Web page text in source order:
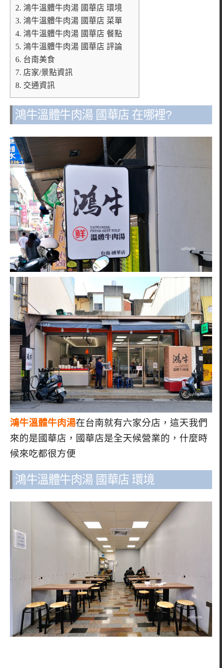
2. 鴻牛溫體牛肉湯 國華店 環境
3. 鴻牛溫體牛肉湯 國華店 菜單
4. 鴻牛溫體牛肉湯 國華店 餐點
5. 鴻牛溫體牛肉湯 國華店 評論
6. 台南美食
7. 店家/景點資訊
8. 交通資訊
鴻牛溫體牛肉湯 國華店 在哪裡?
鴻牛溫體牛肉湯在台南就有六家分店，這天我們
來的是國華店，國華店是全天候營業的，什麼時
候來吃都很方便
鴻牛溫體牛肉湯 國華店 環境